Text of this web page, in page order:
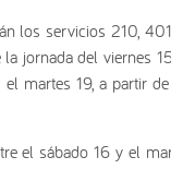
los servicios 210,
la jornada del viernes
martes 19, a partir
el sábado 16 y el